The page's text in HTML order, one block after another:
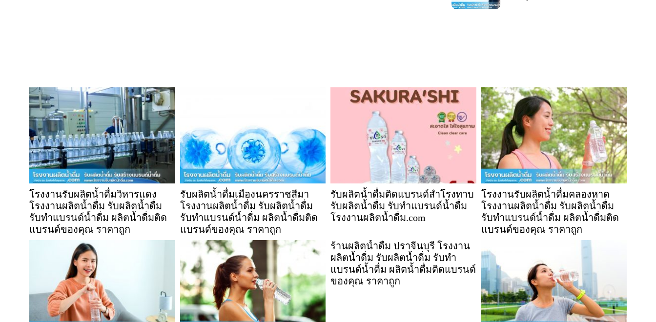
โรงงานรับผลิตน้ำดื่มวิหารแดง
โรงงานผลิตน้ำดื่ม รับผลิตน้ำดื่ม
รับทำแบรนด์น้ำดื่ม ผลิตน้ำดื่มติด
แบรนด์ของคุณ ราคาถูก
รับผลิตน้ำดื่มเมืองนครราชสีมา
โรงงานผลิตน้ำดื่ม รับผลิตน้ำดื่ม
รับทำแบรนด์น้ำดื่ม ผลิตน้ำดื่มติด
แบรนด์ของคุณ ราคาถูก
รับผลิตน้ำดื่มติดแบรนด์สำโรงทาบ
รับผลิตน้ำดื่ม รับทำแบรนด์น้ำดื่ม
โรงงานผลิตน้ำดื่ม.com
โรงงานรับผลิตน้ำดื่มคลองหาด
โรงงานผลิตน้ำดื่ม รับผลิตน้ำดื่ม
รับทำแบรนด์น้ำดื่ม ผลิตน้ำดื่มติด
แบรนด์ของคุณ ราคาถูก
ร้านผลิตน้ำดื่ม ปราจีนบุรี โรงงาน
ผลิตน้ำดื่ม รับผลิตน้ำดื่ม รับทำ
แบรนด์น้ำดื่ม ผลิตน้ำดื่มติดแบรนด์
ของคุณ ราคาถูก